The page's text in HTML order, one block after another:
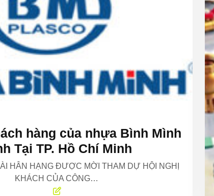
hàng của nhựa Bình Mình
Tại TP. Hồ Chí Minh
HÂN HẠNG ĐƯỢC MỜI THAM DỰ HỘI NGHỊ
KHÁCH CỦA CÔNG…